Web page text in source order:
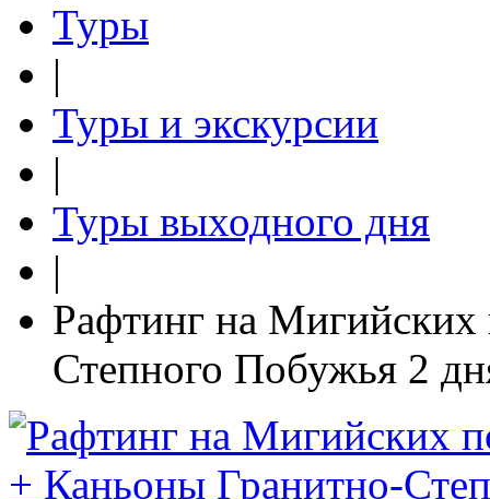
Туры
|
Туры и экскурсии
|
Туры выходного дня
|
Рафтинг на
Степного Побужья 2